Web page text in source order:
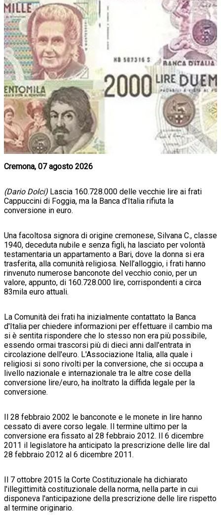
Cremona, 07 agosto 2026
(Dario Dolci) Lascia 160.728.000 delle vecchie lire ai frati
Cappuccini di Foggia, ma la Banca d’Italia rifiuta la
conversione in euro.
Una facoltosa signora di origine cremonese, Silvana C., classe
1940, deceduta nubile e senza figli, ha lasciato per volontà
testamentaria un appartamento a Bari, dove la donna si era
trasferita, alla comunità religiosa. Nell’alloggio, i frati hanno
rinvenuto numerose banconote del vecchio conio, per un
valore, appunto, di 160.728.000 lire, corrispondenti a circa
83mila euro attuali.
La Comunità dei frati ha inizialmente contattato la Banca
d'Italia per chiedere informazioni per effettuare il cambio ma
si è sentita rispondere che lo stesso non era più possibile,
essendo ormai trascorsi più di dieci anni dall'entrata in
circolazione dell'euro. L'Associazione Italia, alla quale i
religiosi si sono rivolti per la conversione, che si occupa a
livello nazionale e internazionale tra le altre cose della
conversione lire/euro, ha inoltrato la diffida legale per la
conversione.
Il 28 febbraio 2002 le banconote e le monete in lire hanno
cessato di avere corso legale. Il termine ultimo per la
conversione era fissato al 28 febbraio 2012. Il 6 dicembre
2011 il legislatore ha anticipato la prescrizione delle lire dal
28 febbraio 2012 al 6 dicembre 2011.
Il 7 ottobre 2015 la Corte Costituzionale ha dichiarato
l'illegittimità costituzionale della norma, nella parte in cui
disponeva l'anticipazione della prescrizione delle lire rispetto
al termine originario.